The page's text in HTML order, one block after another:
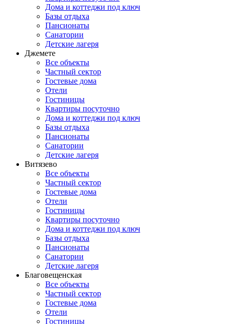
Дома и коттеджи под ключ
Базы отдыха
Пансионаты
Санатории
Детские лагеря
Джемете
Все объекты
Частный сектор
Гостевые дома
Отели
Гостиницы
Квартиры посуточно
Дома и коттеджи под ключ
Базы отдыха
Пансионаты
Санатории
Детские лагеря
Витязево
Все объекты
Частный сектор
Гостевые дома
Отели
Гостиницы
Квартиры посуточно
Дома и коттеджи под ключ
Базы отдыха
Пансионаты
Санатории
Детские лагеря
Благовещенская
Все объекты
Частный сектор
Гостевые дома
Отели
Гостиницы